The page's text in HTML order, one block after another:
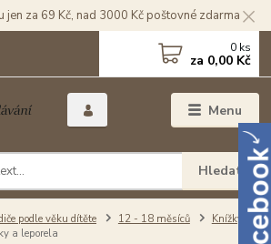
jen za 69 Kč, nad 3000 Kč poštovné zdarma
Menu
Hledat
0 ks
za 0,00 Kč
podle věku dítěte 12 - 18 měsíců
Knížky
a leporela